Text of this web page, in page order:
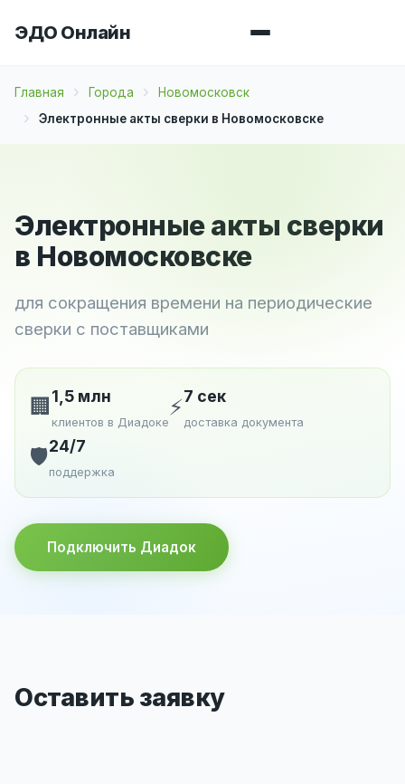
ЭДО Онлайн
Главная Города
Новомосковск
Электронные акты сверки в Новомосковске
Электронные акты сверки
в Новомосковске
для сокращения времени на периодические
сверки с поставщиками
🏢 1,5 млн
клиентов в Диадоке
⚡7 сек
доставка документа
🛡️24/7
поддержка
Подключить Диадок
Оставить заявку